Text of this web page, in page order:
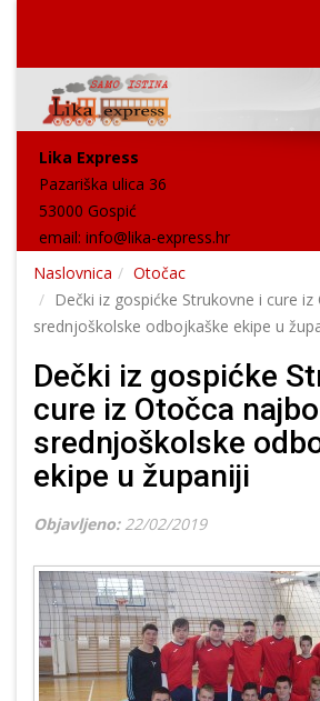
Lika Express
Pazariška ulica 36
53000 Gospić
email: info@lika-express.hr
Naslovnica
Otočac
Dečki iz gospićke Strukovne i cure
srednjoškolske odbojkaške ekipe u
Dečki iz gospićke
cure iz Otočca
srednjoškolske
ekipe u županiji
Objavljeno: 22/02/2019